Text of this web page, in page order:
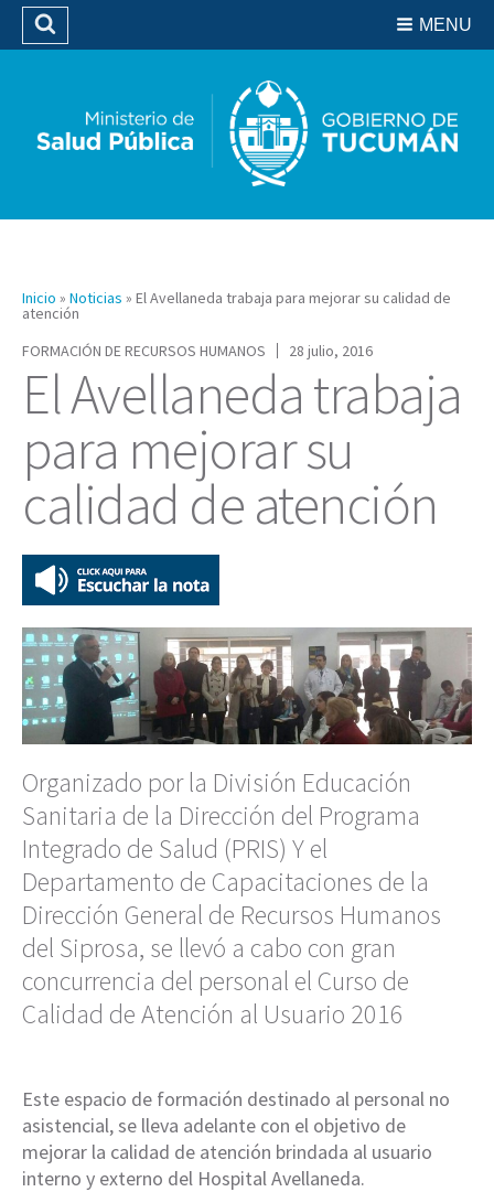
Biblioteca
MENU
Buscar
Inicio » Noticias » El Avellaneda trabaja para mejorar su calidad de
atención
FORMACIÓN DE RECURSOS HUMANOS
28 julio, 2016
El Avellaneda trabaja
para mejorar su
calidad de atención
Organizado por la División Educación
Sanitaria de la Dirección del Programa
Integrado de Salud (PRIS) Y el
Departamento de Capacitaciones de la
Dirección General de Recursos Humanos
del Siprosa, se llevó a cabo con gran
concurrencia del personal el Curso de
Calidad de Atención al Usuario 2016
Este espacio de formación destinado al personal no
asistencial, se lleva adelante con el objetivo de
mejorar la calidad de atención brindada al usuario
interno y externo del Hospital Avellaneda.